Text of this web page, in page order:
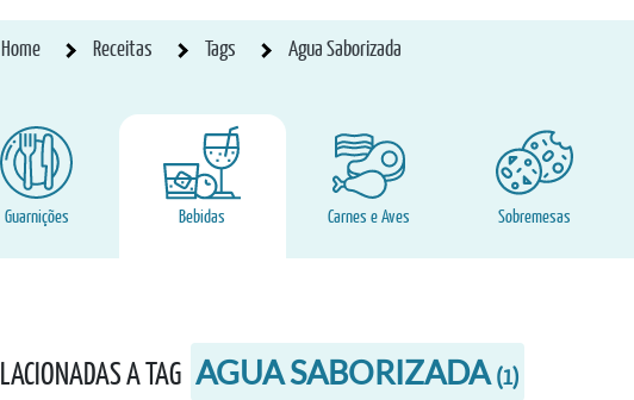
Home Receitas Tags Agua Saborizada
Guarnições Bebidas Carnes e Aves Sobremesas
A TAG AGUA SABORIZADA (1)